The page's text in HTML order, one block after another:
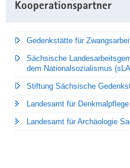
Information
Kooperationspartner
Gedenkstätte für
Sächsische
dem Nationalsozialismus
Stiftung Sächsische
Landesamt für
Landesamt für Archäologie